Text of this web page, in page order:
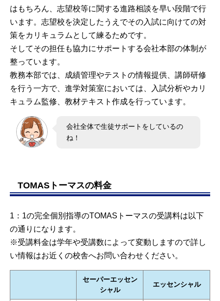
はもちろん、志望校等に関する進路相談を早い段階で行
います。志望校を決定したうえでその入試に向けての対
策をカリキュラムとして練るためです。
そしてその担任も協力にサポートする会社本部の体制が
整っています。
教務本部では、成績管理やテストの情報提供、講師研修
を行う一方で、進学対策室においては、入試分析やカリ
キュラム監修、教材テキスト作成を行っています。
会社全体で生徒サポートをしているの
ね！
TOMASトーマスの料金
1：1の完全個別指導のTOMASトーマスの受講料は以下
の通りになります。
※受講料金は学年や受講数によって変動しますので詳し
い情報はお近くの校舎へお問い合わせください。
セーパーエッセン
シャル
エッセンシャル